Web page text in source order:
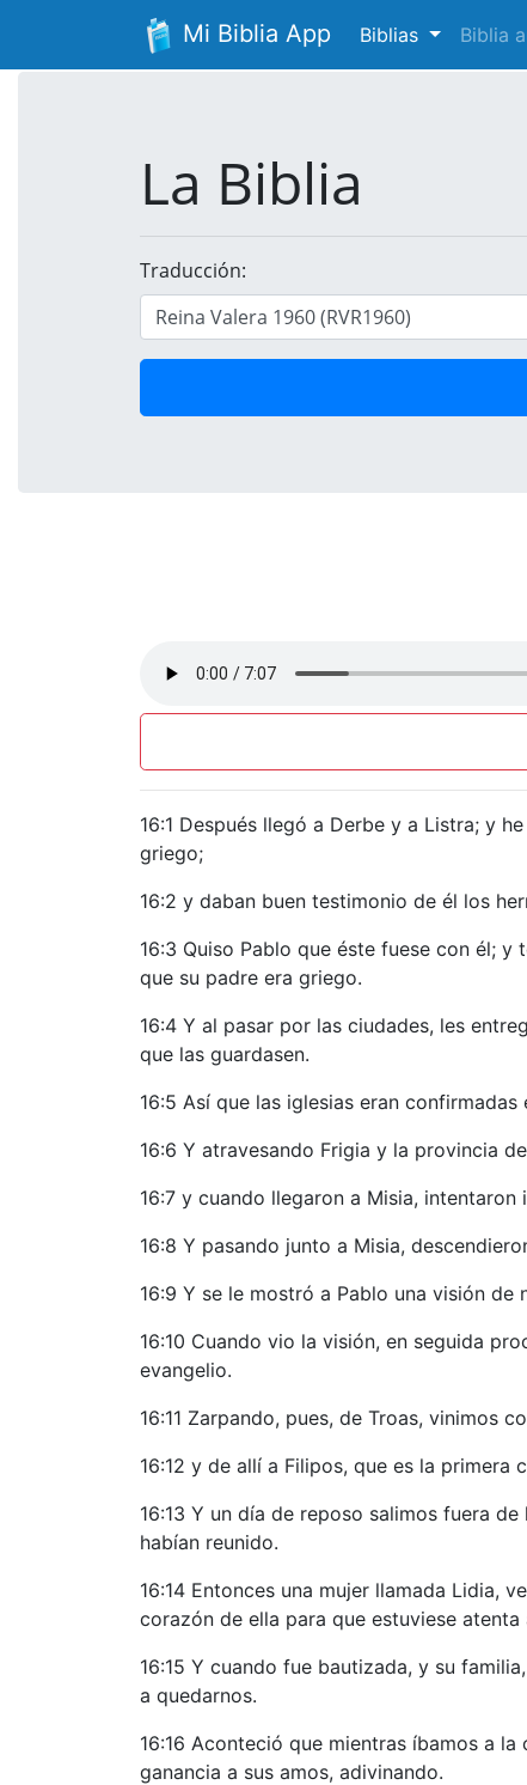
Mi Biblia App Biblias Biblia
La Biblia
Traducción:
16:1 Después llegó a Derbe y a Listra; y
griego;
16:2 y daban buen testimonio de él los
16:3 Quiso Pablo que éste fuese con él;
que su padre era griego.
16:4 Y al pasar por las ciudades, les
que las guardasen.
16:5 Así que las iglesias eran
16:6 Y atravesando Frigia y la provincia
16:7 y cuando llegaron a Misia,
16:8 Y pasando junto a Misia,
16:9 Y se le mostró a Pablo una visión
16:10 Cuando vio la visión, en seguida
evangelio.
16:11 Zarpando, pues, de Troas, vinimos
16:12 y de allí a Filipos, que es la
16:13 Y un día de reposo salimos fuera
habían reunido.
16:14 Entonces una mujer llamada Lidia,
corazón de ella para que estuviese atenta
16:15 Y cuando fue bautizada, y su
a quedarnos.
16:16 Aconteció que mientras íbamos a
ganancia a sus amos, adivinando.